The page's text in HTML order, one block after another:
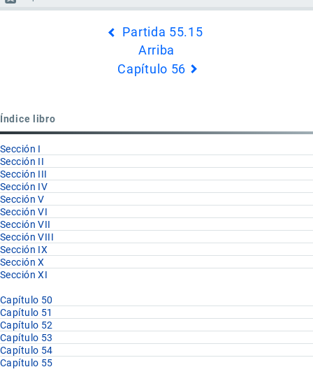
55.16
Partida 55.15
Arriba
Capítulo 56
Índice libro
Sección I
Sección II
Sección III
Sección IV
Sección V
Sección VI
Sección VII
Sección VIII
Sección IX
Sección X
Sección XI
Capítulo 50
Capítulo 51
Capítulo 52
Capítulo 53
Capítulo 54
Capítulo 55